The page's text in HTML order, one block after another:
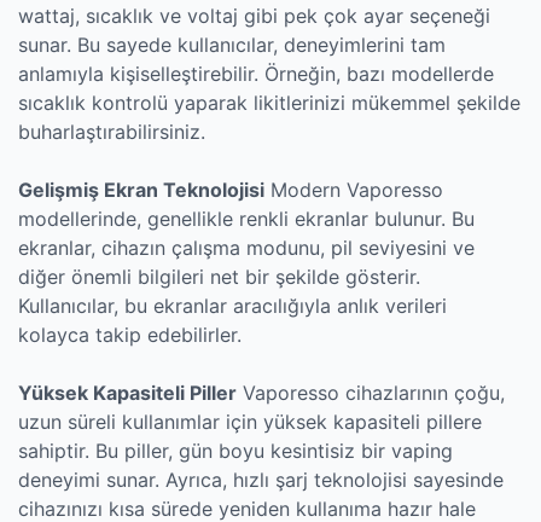
wattaj, sıcaklık ve voltaj gibi pek çok ayar seçeneği
sunar. Bu sayede kullanıcılar, deneyimlerini tam
anlamıyla kişiselleştirebilir. Örneğin, bazı modellerde
sıcaklık kontrolü yaparak likitlerinizi mükemmel şekilde
buharlaştırabilirsiniz.
Gelişmiş Ekran Teknolojisi Modern Vaporesso
modellerinde, genellikle renkli ekranlar bulunur. Bu
ekranlar, cihazın çalışma modunu, pil seviyesini ve
diğer önemli bilgileri net bir şekilde gösterir.
Kullanıcılar, bu ekranlar aracılığıyla anlık verileri
kolayca takip edebilirler.
Yüksek Kapasiteli Piller Vaporesso cihazlarının çoğu,
uzun süreli kullanımlar için yüksek kapasiteli pillere
sahiptir. Bu piller, gün boyu kesintisiz bir vaping
deneyimi sunar. Ayrıca, hızlı şarj teknolojisi sayesinde
cihazınızı kısa sürede yeniden kullanıma hazır hale